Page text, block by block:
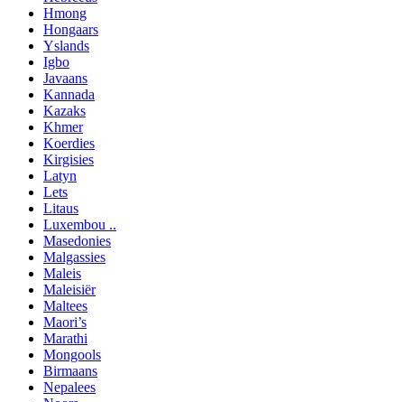
Hmong
Hongaars
Yslands
Igbo
Javaans
Kannada
Kazaks
Khmer
Koerdies
Kirgisies
Latyn
Lets
Litaus
Luxembou ..
Masedonies
Malgassies
Maleis
Maleisiër
Maltees
Maori’s
Marathi
Mongools
Birmaans
Nepalees